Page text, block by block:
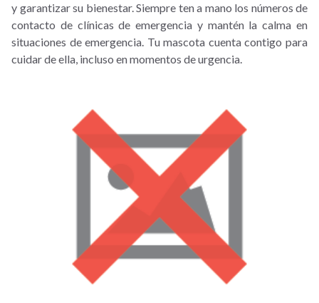
y garantizar su bienestar. Siempre ten a mano los números de
contacto de clínicas de emergencia y mantén la calma en
situaciones de emergencia. Tu mascota cuenta contigo para
cuidar de ella, incluso en momentos de urgencia.